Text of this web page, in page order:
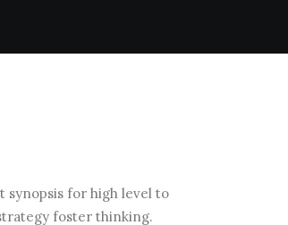
synopsis for high level to
foster thinking.